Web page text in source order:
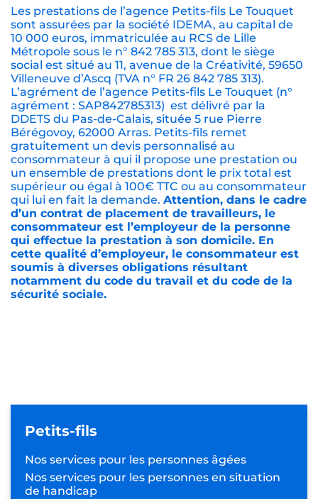
Les prestations de l’agence Petits-fils Le Touquet
sont assurées par la société IDEMA, au capital de
10 000 euros, immatriculée au RCS de Lille
Métropole sous le n° 842 785 313, dont le siège
social est situé au 11, avenue de la Créativité, 59650
Villeneuve d’Ascq (TVA n° FR 26 842 785 313).
L’agrément de l’agence Petits-fils Le Touquet (n°
agrément : SAP842785313) est délivré par la
DDETS du Pas-de-Calais, située 5 rue Pierre
Bérégovoy, 62000 Arras. Petits-fils remet
gratuitement un devis personnalisé au
consommateur à qui il propose une prestation ou
un ensemble de prestations dont le prix total est
supérieur ou égal à 100€ TTC ou au consommateur
qui lui en fait la demande. Attention, dans le cadre
d’un contrat de placement de travailleurs, le
consommateur est l’employeur de la personne
qui effectue la prestation à son domicile. En
cette qualité d’employeur, le consommateur est
soumis à diverses obligations résultant
notamment du code du travail et du code de la
sécurité sociale.
Petits-fils
Nos services pour les personnes âgées
Nos services pour les personnes en situation
de handicap